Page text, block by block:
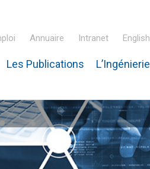
Annuaire Intranet English
Les Publications L’Ingénierie